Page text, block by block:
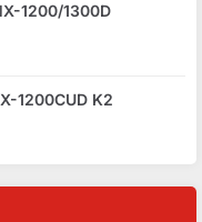
1200/1300D
1200CUD K2